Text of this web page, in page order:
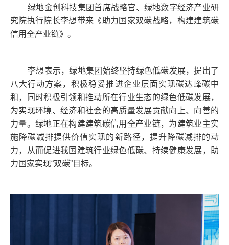
绿地金创科技集团首席战略官、绿地数字经济产业研
究院执行院长李想带来《助力国家双碳战略，构建建筑碳
信用全产业链》。
李想表示，绿地集团始终坚持绿色低碳发展，提出了
八大行动方案，积极稳妥推进企业层面实现碳达峰碳中
和，同时积极引领和推动所在行业生态的绿色低碳发展，
为实现环境、经济和社会的高质量发展贡献向上、向善的
力量。绿地正在构建建筑碳信用全产业链，为建筑业主实
施降碳减排提供价值实现的新路径，提升降碳减排的动
力，从而促进我国建筑行业绿色低碳、持续健康发展，助
力国家实现“双碳”目标。